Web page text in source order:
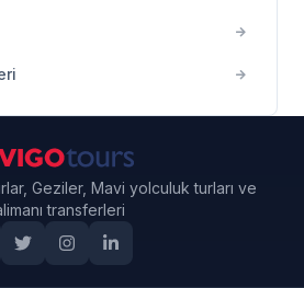
Geziler, Mavi yolculuk turları ve
transferleri